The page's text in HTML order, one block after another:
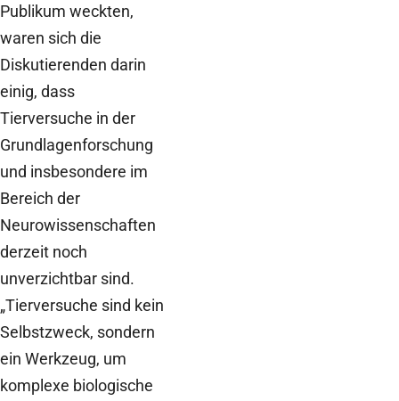
Publikum weckten,
waren sich die
Diskutierenden darin
einig, dass
Tierversuche in der
Grundlagenforschung
und insbesondere im
Bereich der
Neurowissenschaften
derzeit noch
unverzichtbar sind.
„Tierversuche sind kein
Selbstzweck, sondern
ein Werkzeug, um
komplexe biologische